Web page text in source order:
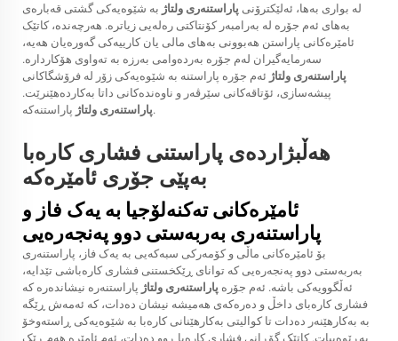
لە بواری بەها، ئەلێکترۆنی پاراستنەری ولتاژ بە شێوەیەکی گشتی قەبارەی
بەهای ئەم جۆرە لە بەرامبەر کۆنتاکتی رەلەیی زیاترە. هەرچەندە، کاتێک
ئامێرەکانی پاراستن ھەبوونی بەھای مالی یان کارییەکی گەورەیان ھەیە،
سەرمایەگیران لەم جۆرە بەردەوامی بەرزە بە تەواوی ھۆکاردارە.
پاراستنەری ولتاژ ئەم جۆرە پاراستنە بە شێوەیەکی زۆر لە فرۆشگاکانی
پیشەسازی، ئۆتاقەکانی سێرڤەر و ناوەندەکانی داتا بەکاردەھێنرێت.
پاراستنەری ولتاژپاراستنەکە.
هەڵبژاردەی پاراستنی فشاری کارەبا
بەپێی جۆری ئامێرەکە
ئامێرەکانی تەکنەلۆجیا بە یەک فاز و
پاراستنەری بەربەستی دوو پەنجەرەیی
بۆ ئامێرەکانی ماڵی و کۆمەرکی سبەکەیی بە یەک فاز، پاراستنەری
بەربەستی دوو پەنجەرەیی کە توانای ڕێکخستنی فشاری کارەباشی تێدایە،
ئەڵگوویەکی باشە. ئەم جۆرە پاراستنەری ولتاژ پاراستنەرە نیشاندەرە کە
فشاری کارەبای داخڵ و دەرەکەی ھەمیشە نیشان دەدات، کە ئەمەش ڕێگە
بە بەکارھێنەر دەدات تا کوالیتی بەکارھێنانی کارەبا بە شێوەیەکی ڕاستەوخۆ
بەڕێوەببات. کاتێک گۆڕانی فشاری کارەبا ڕوو دەدات، ئەم ئامێرە ھەم ڕێک